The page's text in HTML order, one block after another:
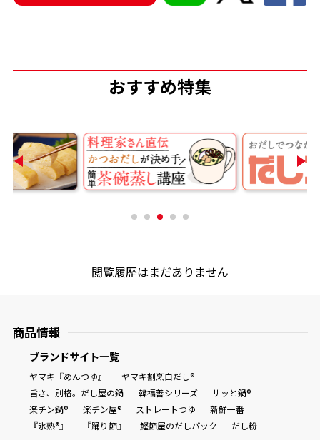
新鮮一番
だしパック
おすすめ特集
閲覧履歴はまだありません
商品情報
ブランドサイト一覧
ヤマキ『めんつゆ』
ヤマキ割烹白だし®
旨さ、別格。だし屋の鍋
韓福善シリーズ
サッと鍋®
楽チン鍋®
楽チン屋® ストレートつゆ
新鮮一番
『氷熟®』
『踊り節』 鰹節屋のだしパック だし粉